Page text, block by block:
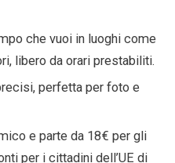
che vuoi in luoghi come
libero da orari prestabiliti.
perfetta per foto e
e parte da 18€ per gli
per i cittadini dell’UE di